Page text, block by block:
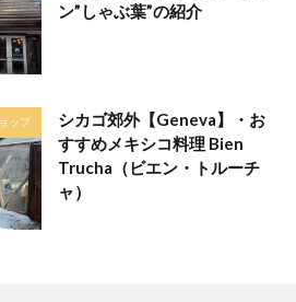
ン”しゃぶ葉”の紹介
ップ
シカゴ郊外【Geneva】・お
すすめメキシコ料理 Bien
Trucha（ビエン・トルーチ
ャ）